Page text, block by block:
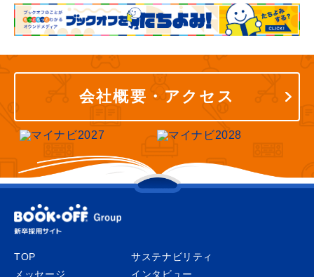
会社概要・アクセス
TOP
メッセージ
サステナビリティ
インタビュー